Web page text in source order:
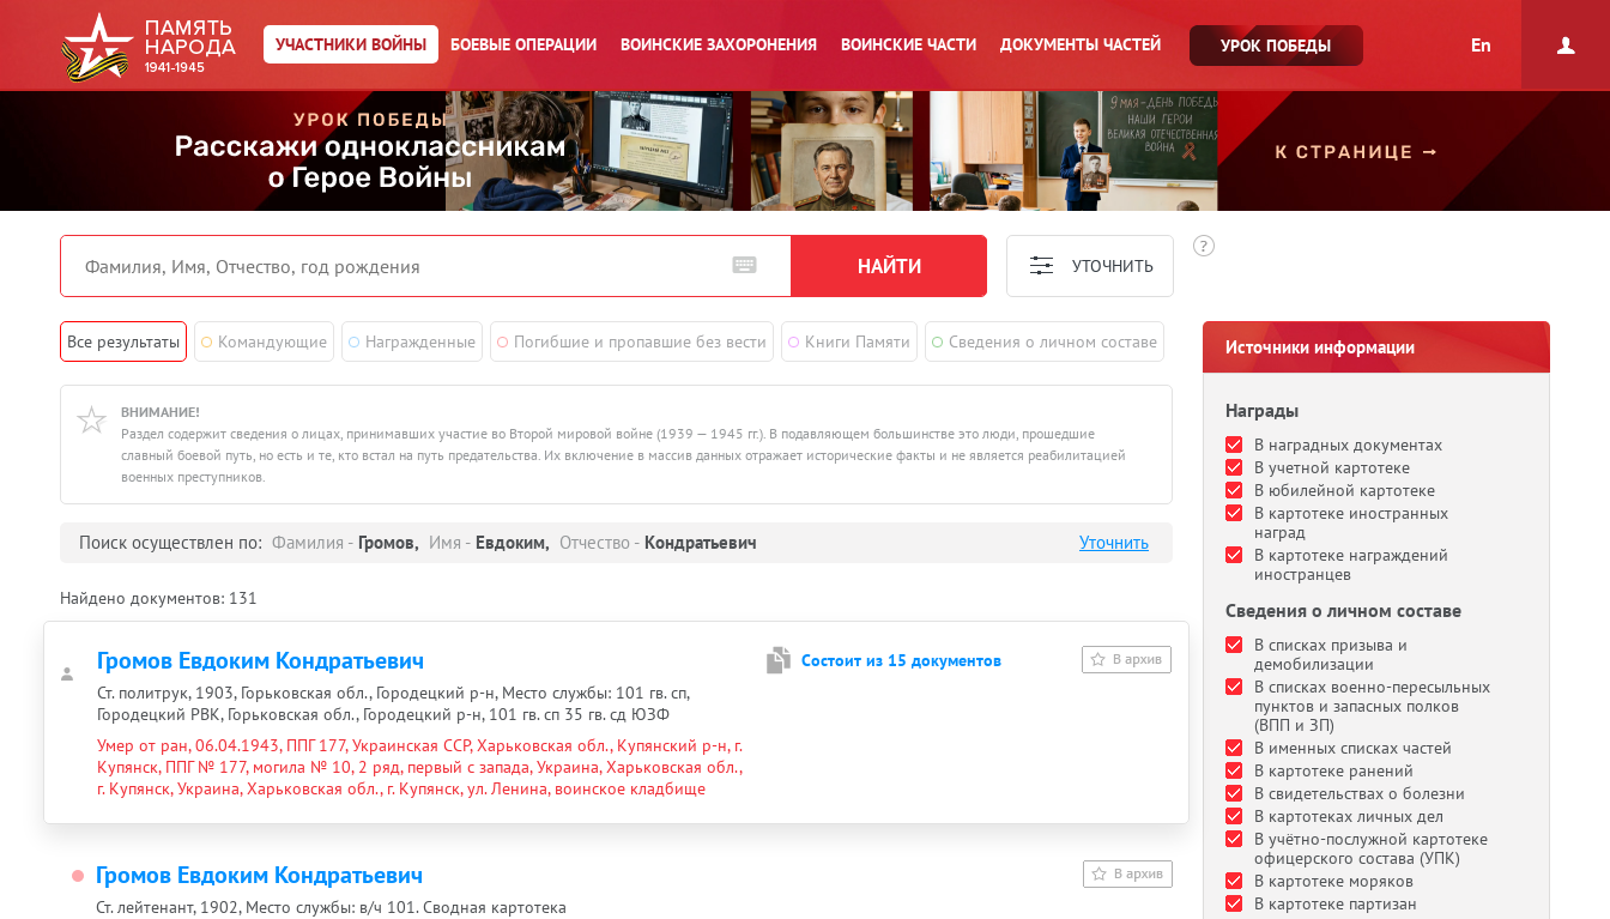
УЧАСТНИКИ ВОЙНЫ БОЕВЫЕ ОПЕРАЦИИ ВОИНСКИЕ ЗАХОРОНЕНИЯ ВОИНСКИЕ ЧАСТИ ДОКУМЕНТЫ ЧАСТЕЙ УРОК ПОБЕДЫ En
УТОЧНИТЬ
Источники информации
Награды
В наградных документах
В учетной картотеке
В юбилейной картотеке
В картотеке иностранных
наград
В картотеке награждений
иностранцев
Сведения о личном составе
В списках призыва и
демобилизации
В списках военно-пересыльных
пунктов и запасных полков
(ВПП и ЗП)
В именных списках частей
В картотеке ранений
В свидетельствах о болезни
В картотеках личных дел
В учётно-послужной картотеке
офицерского состава (УПК)
В картотеке моряков
В картотеке партизан
Все результаты Командующие Награжденные Погибшие и пропавшие без вести Книги Памяти Сведения о личном составе
ВНИМАНИЕ!
Раздел содержит сведения о лицах, принимавших участие во Второй мировой войне (1939 — 1945 гг.). В подавляющем большинстве это люди, прошедшие
славный боевой путь, но есть и те, кто встал на путь предательства. Их включение в массив данных отражает исторические факты и не является реабилитацией
военных преступников.
Поиск осуществлен по: Фамилия - Громов, Имя - Евдоким, Отчество - Кондратьевич Уточнить
Найдено документов: 131
Громов Евдоким Кондратьевич
Cостоит из 15 документов
Ст. политрук, 1903, Горьковская обл., Городецкий р-н, Место службы: 101 гв. сп,
Городецкий РВК, Горьковская обл., Городецкий р-н, 101 гв. сп 35 гв. сд ЮЗФ
Умер от ран, 06.04.1943, ППГ 177, Украинская ССР, Харьковская обл., Купянский р-н, г.
Купянск, ППГ № 177, могила № 10, 2 ряд, первый с запада, Украина, Харьковская обл.,
г. Купянск, Украина, Харьковская обл., г. Купянск, ул. Ленина, воинское кладбище
Громов Евдоким Кондратьевич
Ст. лейтенант, 1902, Место службы: в/ч 101. Сводная картотека